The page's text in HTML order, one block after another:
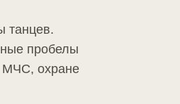
танцев.
пробелы
МЧС, охране